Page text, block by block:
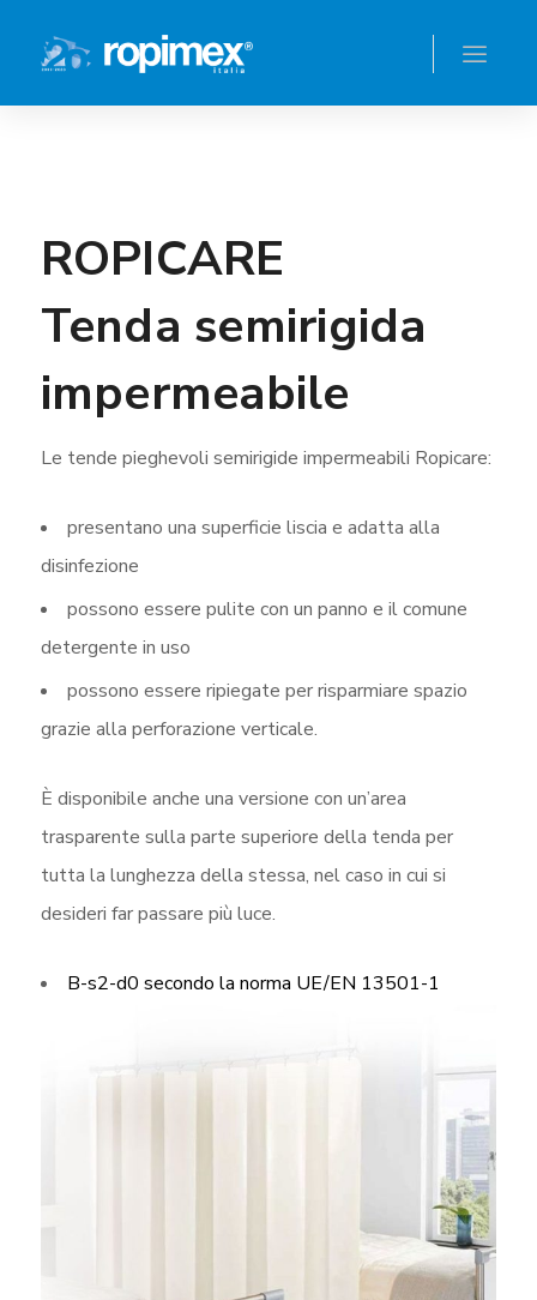
ROPICARE
Tenda semirigida
impermeabile
Le tende pieghevoli semirigide impermeabili Ropicare:
presentano una superficie liscia e adatta alla
disinfezione
possono essere pulite con un panno e il comune
detergente in uso
possono essere ripiegate per risparmiare spazio
grazie alla perforazione verticale.
È disponibile anche una versione con un’area
trasparente sulla parte superiore della tenda per
tutta la lunghezza della stessa, nel caso in cui si
desideri far passare più luce.
B-s2-d0 secondo la norma UE/EN 13501-1